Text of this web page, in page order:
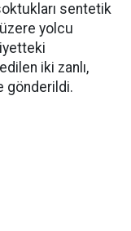
sentetik
yolcu
iki zanlı,
gönderildi.